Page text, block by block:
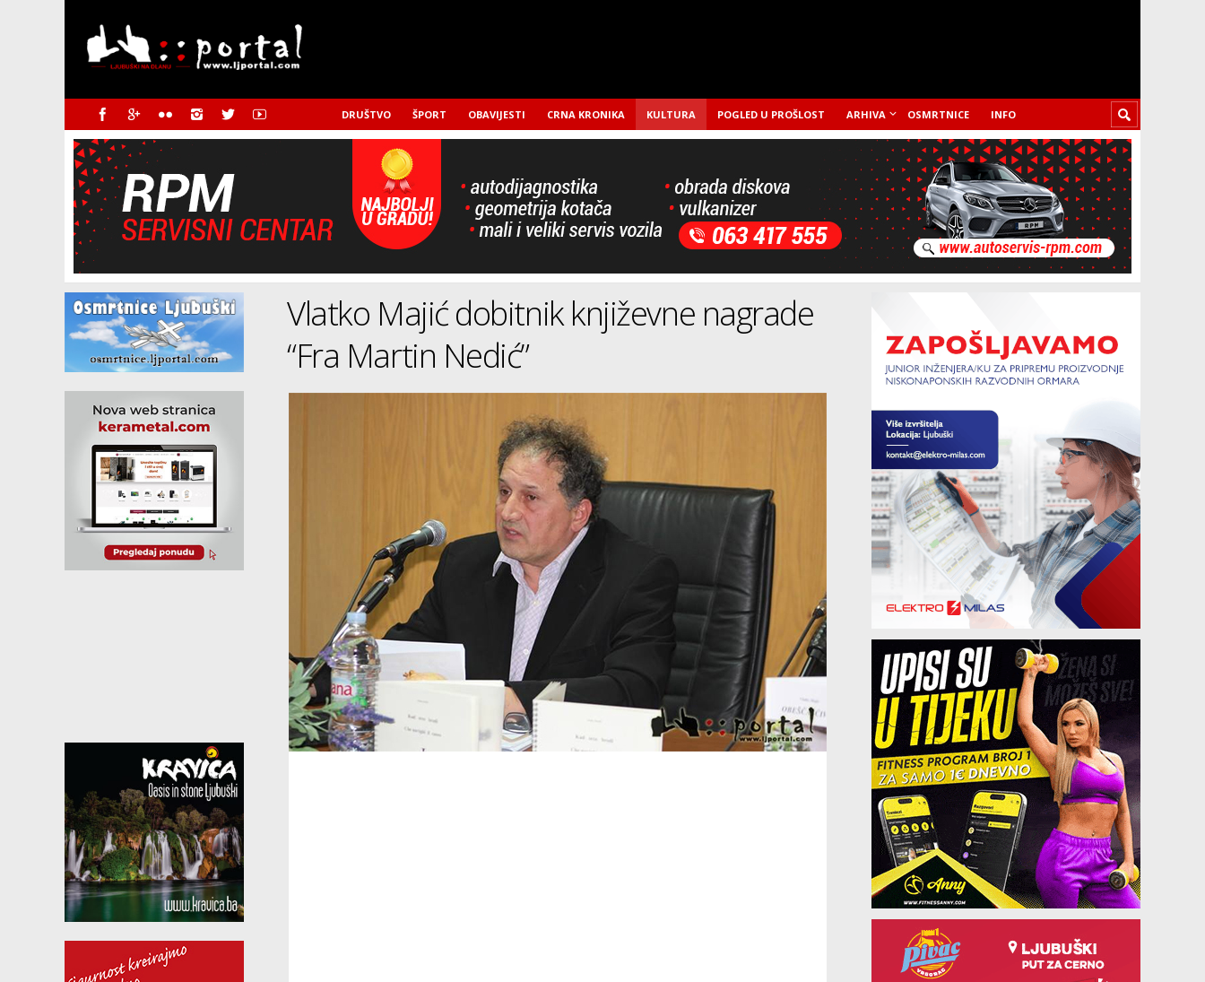
DRUŠTVO ŠPORT OBAVIJESTI CRNA KRONIKA KULTURA POGLED U PROŠLOST ARHIVA OSMRTNICE INFO
Vlatko Majić dobitnik književne nagrade
“Fra Martin Nedić”